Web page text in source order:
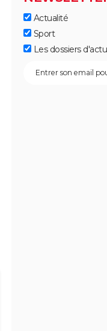
Actualité
Sport
Les dossiers d'actu